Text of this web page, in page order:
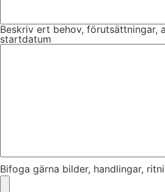
Beskriv ert behov, förutsättningar,
startdatum
Bifoga gärna bilder, handlingar,